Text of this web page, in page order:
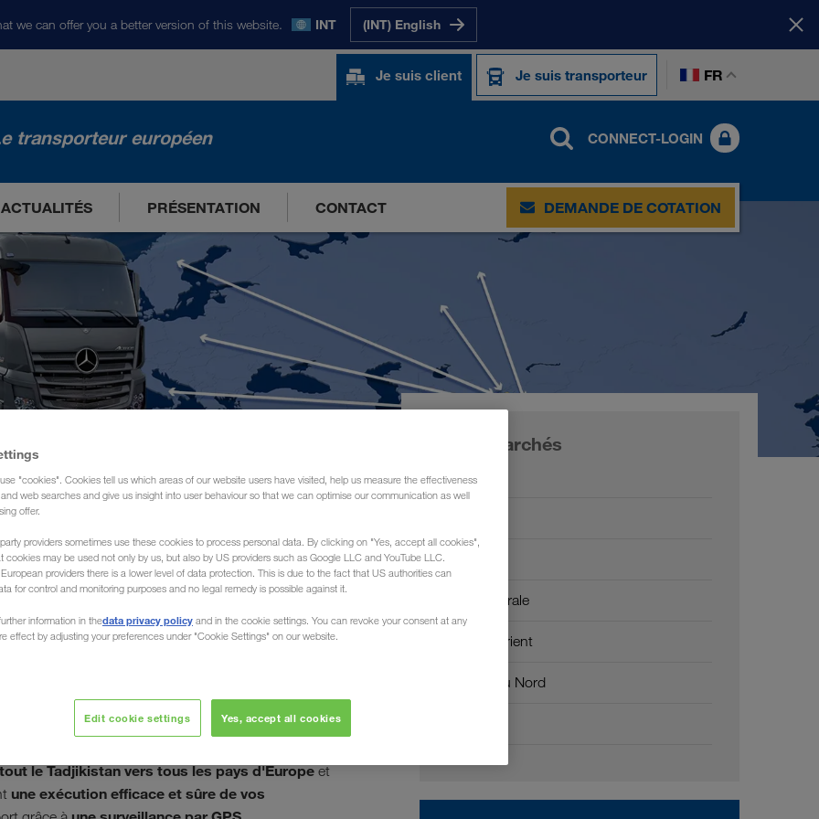
we can offer you a better version of this website. INT (INT) English
Je suis client Je suis transporteur FR
transporteur européen CONNECT-LOGIN
ACTUALITÉS PRÉSENTATION CONTACT DEMANDE DE COTATION
de transport)
/ vers le
le chargement et le déchargement de vos
WALTER, le transporteur européen, organise
le Tadjikistan vers tous les pays d'Europeet
une exécution efficace et sûre de vos
Nos marchés
Europe
Asie Centrale
Moyen-Orient
Afrique du Nord
"cookies". Cookies tell us which areas of our website users have visited, help us measure the effectiveness
web searches and give us insight into user behaviour so that we can optimise our communication as well
offer.
providers sometimes use these cookies to process personal data. By clicking on "Yes, accept all cookies",
cookies may be used not only by us, but also by US providers such as Google LLC and YouTube LLC.
providers there is a lower level of data protection. This is due to the fact that US authorities can
for control and monitoring purposes and no legal remedy is possible against it.
information in thedata privacy policy and in the cookie settings. You can revoke your consent at any
effect by adjusting your preferences under "Cookie Settings" on our website.
Edit cookie settings Yes, accept all cookies